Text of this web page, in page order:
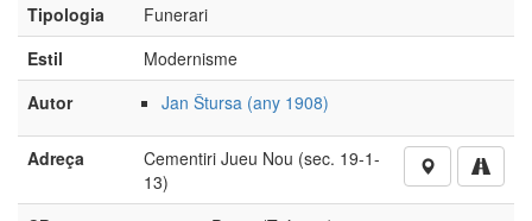
Tipologia
Funerari
Estil
Modernisme
Autor
Jan Štursa (any 1908)
Adreça
Cementiri Jueu Nou (sec. 19-1-
13)